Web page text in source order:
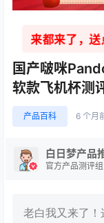
来都来了，
国产啵咪
软款飞机杯测
产品百科 6 个月
白日梦产品
官方产品测评组
老白我又来了！